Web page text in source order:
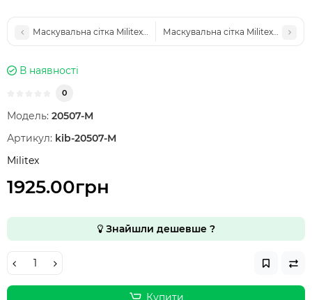
Маскувальна сітка Militex Мультикам 5х5м (площа 25 кв.м.)
Маскувальна сітка Militex
В наявності
0
Модель: 20507-М
Артикул: kib-20507-М
Militex
1925.00грн
Знайшли дешевше ?